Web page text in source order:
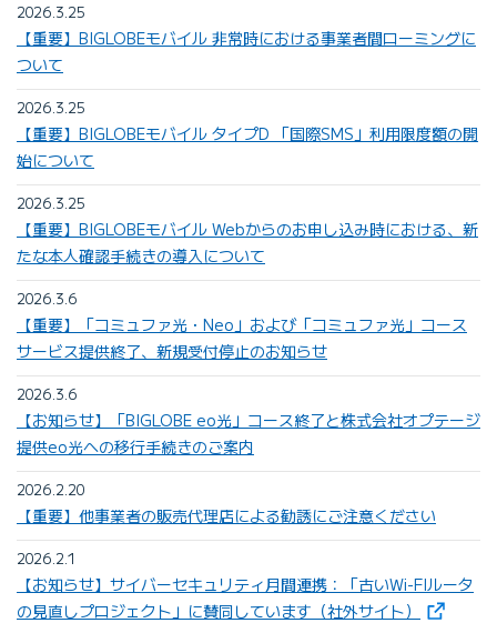
2026.3.25
【重要】BIGLOBEモバイル 非常時における事業者間ローミングに
ついて
2026.3.25
【重要】BIGLOBEモバイル タイプD 「国際SMS」利用限度額の開
始について
2026.3.25
【重要】BIGLOBEモバイル Webからのお申し込み時における、新
たな本人確認手続きの導入について
2026.3.6
【重要】「コミュファ光・Neo」および「コミュファ光」コース
サービス提供終了、新規受付停止のお知らせ
2026.3.6
【お知らせ】「BIGLOBE eo光」コース終了と株式会社オプテージ
提供eo光への移行手続きのご案内
2026.2.20
【重要】他事業者の販売代理店による勧誘にご注意ください
2026.2.1
【お知らせ】サイバーセキュリティ月間連携：「古いWi-FIルータ
の見直しプロジェクト」に賛同しています（社外サイト）
（新しい